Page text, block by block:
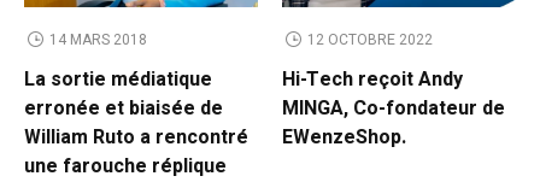
14 MARS 2018
La sortie médiatique
erronée et biaisée de
William Ruto a rencontré
une farouche réplique
12 OCTOBRE 2022
Hi-Tech reçoit Andy
MINGA, Co-fondateur de
EWenzeShop.